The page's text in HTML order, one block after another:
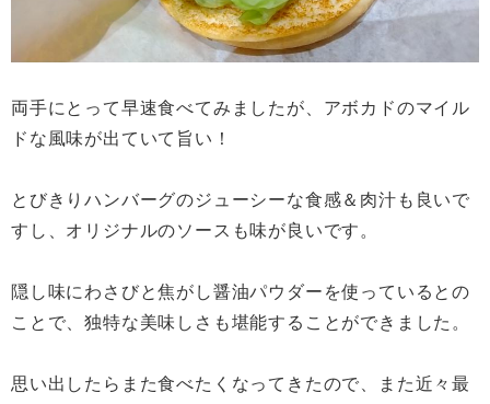
両手にとって早速食べてみましたが、アボカドのマイル
ドな風味が出ていて旨い！
とびきりハンバーグのジューシーな食感＆肉汁も良いで
すし、オリジナルのソースも味が良いです。
隠し味にわさびと焦がし醤油パウダーを使っているとの
ことで、独特な美味しさも堪能することができました。
思い出したらまた食べたくなってきたので、また近々最